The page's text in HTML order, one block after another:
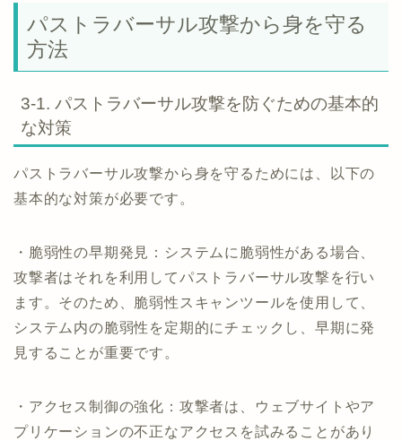
パストラバーサル攻撃から身を守る
方法
3-1. パストラバーサル攻撃を防ぐための基本的
な対策
パストラバーサル攻撃から身を守るためには、以下の
基本的な対策が必要です。
・脆弱性の早期発見：システムに脆弱性がある場合、
攻撃者はそれを利用してパストラバーサル攻撃を行い
ます。そのため、脆弱性スキャンツールを使用して、
システム内の脆弱性を定期的にチェックし、早期に発
見することが重要です。
・アクセス制御の強化：攻撃者は、ウェブサイトやア
プリケーションの不正なアクセスを試みることがあり